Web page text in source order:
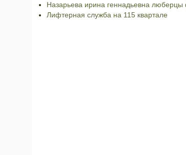
Назарьева ирина геннадьевна люберцы
Лифтерная служба на 115 квартале